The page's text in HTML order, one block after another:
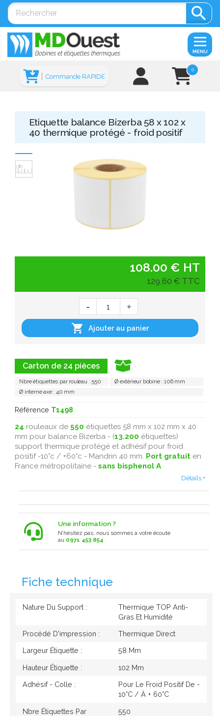

0
Commande RAPIDE
MENU
Etiquette balance Bizerba 58 x 102 x
40 thermique protégé - froid positif
Carton de 24 pièces
Nbre étiquettes par rouleau : 550
Ø extérieur bobine : 106 mm
Ø interne axe : 40 mm
Référence T1498
24 rouleaux de 550 étiquettes 58 mm x 102 mm x 40
mm pour balance Bizerba - (13.200 étiquettes)
support thermique protégé et adhésif pour froid
positif -10°c / +60°c - Mandrin 40 mm. Port gratuit en
France métropolitaine - sans bisphenol A
Détails +
Une information ?
N’hésitez pas, nous sommes à votre écoute
au 0971 453 854
108.00 € HT
129,60 € TTC
 Ajouter au panier
Fiche technique
Nature Du Support :
Thermique TOP Anti-
Gras Et Humidité
Procédé D'impression : Thermique Direct
Largeur Étiquette : 58 Mm
Hauteur Étiquette : 102 Mm
Adhésif - Colle :
Pour Le Froid Positif De -
10°c / À + 60°c
Nbre Étiquettes Par
550